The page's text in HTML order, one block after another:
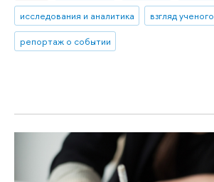
исследования и аналитика
взгляд ученого
репортаж о событии